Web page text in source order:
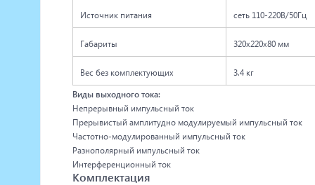
Источник питания сеть 110-220В/50Гц
Габариты 320х220х80 мм
Вес без комплектующих 3.4 кг
Виды выходного тока:
Непрерывный импульсный ток
Прерывистый амплитудно модулируемый импульсный ток
Частотно-модулированный импульсный ток
Разнополярный импульсный ток
Интерференционный ток
Комплектация